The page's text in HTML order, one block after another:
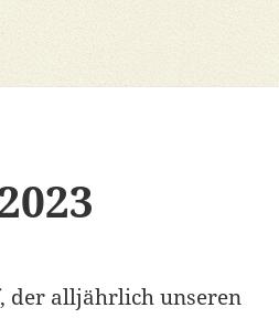
der alljährlich unseren